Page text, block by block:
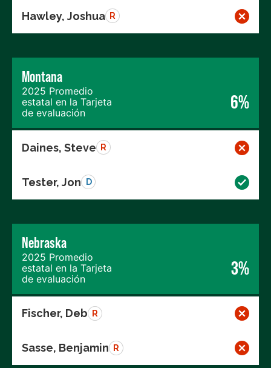
Hawley, Joshua R
Montana
2025 Promedio
estatal en la Tarjeta
de evaluación
6%
Daines, Steve R
Tester, Jon D
Nebraska
2025 Promedio
estatal en la Tarjeta
de evaluación
3%
Fischer, Deb R
Sasse, Benjamin R